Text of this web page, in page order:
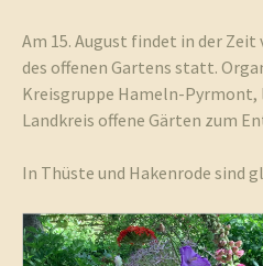
Am 15. August findet in der Zeit
des offenen Gartens statt.
Kreisgruppe Hameln-Pyrmont,
Landkreis offene Gärten zum
In Thüste und Hakenrode sind